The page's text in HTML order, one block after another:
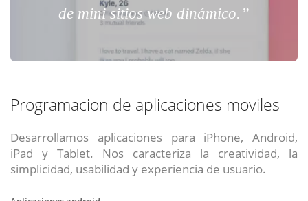
de mini sitios web dinámico.”
Programacion de aplicaciones moviles
Desarrollamos aplicaciones para iPhone, Android,
iPad y Tablet. Nos caracteriza la creatividad, la
simplicidad, usabilidad y experiencia de usuario.